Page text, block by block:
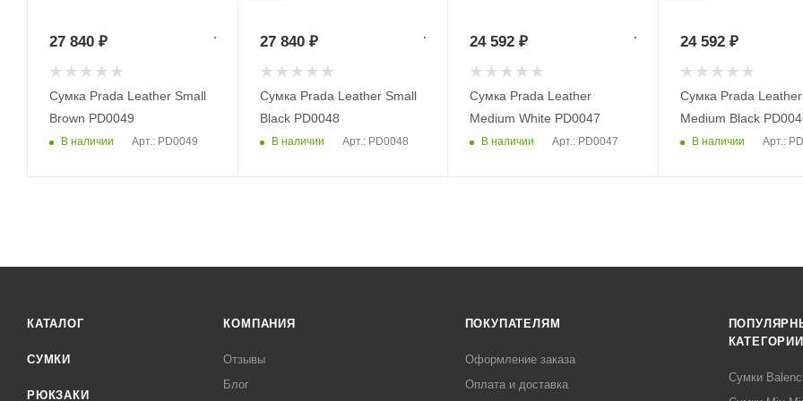
Сумка Prada Leather Small
Brown PD0049
В наличии Арт.: PD0049
27 840₽
Сумка Prada Leather Small
Black PD0048
В наличии Арт.: PD0048
27 840₽
Сумка Prada Leather
Medium White PD0047
В наличии Арт.: PD0047
24 592 ₽
Сумка Prada Leather
Medium Black
В наличии Арт.:
24 592 ₽
КАТАЛОГ
СУМКИ
РЮКЗАКИ
КОМПАНИЯ
Отзывы
Блог
ПОКУПАТЕЛЯМ
Оформление заказа
Оплата и доставка
КАТЕГОРИИ
Сумки